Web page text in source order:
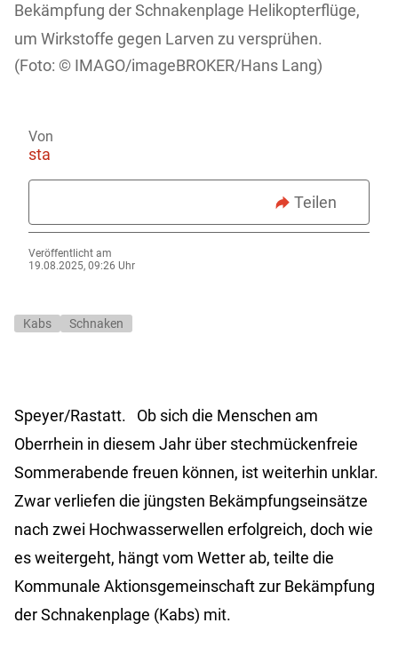
Bekämpfung der Schnakenplage Helikopterflüge,
um Wirkstoffe gegen Larven zu versprühen.
IMAGO/imageBROKER/Hans Lang)
Von
sta
Teilen
Veröffentlicht am
19.08.2025, 09:26 Uhr
Kabs Schnaken
Speyer/Rastatt.
Ob sich die Menschen am
Oberrhein in diesem Jahr über stechmückenfreie
Sommerabende freuen können, ist weiterhin unklar.
Zwar verliefen die jüngsten Bekämpfungseinsätze
nach zwei Hochwasserwellen erfolgreich, doch wie
es weitergeht, hängt vom Wetter ab, teilte die
Kommunale Aktionsgemeinschaft zur Bekämpfung
der Schnakenplage (Kabs) mit.